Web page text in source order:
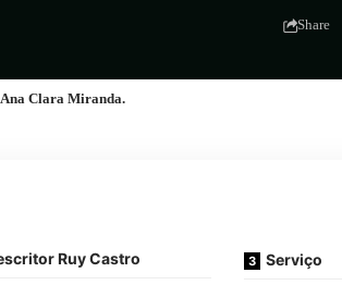
Share
Clara Miranda.
Ruy Castro Serviço